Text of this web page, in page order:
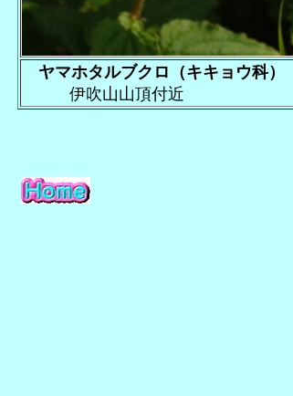
ヤマホタルブクロ（キキョウ科）
伊吹山山頂付近